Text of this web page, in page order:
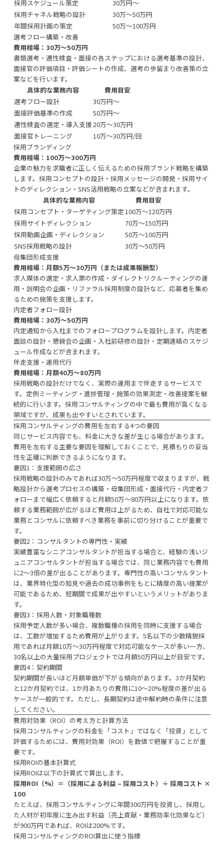
採用スケジュール策定
30万円〜
採用チャネル戦略の設計
30万〜50万円
年間採用計画の策定
50万〜100万円
選考フロー構築・改善
費用相場：30万〜50万円
書類選考・適性検査・面接の各ステップにおける選考基準の設計、
面接官の評価項目・評価シートの作成、選考の歩留まり改善策の立
案などを行います。
具体的な業務内容
費用目安
選考フロー設計
30万円〜
面接評価基準の作成
50万円〜
適性検査の選定・導入支援20万〜30万円
面接官トレーニング
10万〜30万円/回
採用ブランディング
費用相場：100万〜300万円
企業の魅力を求職者に正しく伝えるための採用ブランド戦略を構築
します。採用コンセプトの設計・採用メッセージの開発・採用サイ
トのディレクション・SNS活用戦略の立案などが含まれます。
具体的な業務内容
費用目安
採用コンセプト・ターゲティング策定 100万〜120万円
採用サイトディレクション
70万〜150万円
採用動画企画・ディレクション
50万〜100万円
SNS採用戦略の設計
30万〜50万円
母集団形成支援
費用相場：月額5万〜30万円（または成果報酬型）
求人媒体の選定・求人票の作成・ダイレクトリクルーティングの運
用・説明会の企画・リファラル採用制度の設計など、応募者を集め
るための施策を支援します。
内定者フォロー設計
費用相場：30万〜50万円
内定通知から入社までのフォロープログラムを設計します。内定者
面談の設計・懇親会の企画・入社前研修の設計・定期連絡のスケジ
ュール作成などが含まれます。
伴走支援・運用代行
費用相場：月額40万〜80万円
採用戦略の設計だけでなく、実際の運用まで伴走するサービスで
す。定例ミーティング・進捗管理・施策の効果測定・改善提案を継
続的に行います。採用コンサルティングの中で最も費用が高くなる
領域ですが、成果も出やすいとされています。
採用コンサルティングの費用を左右する4つの要因
同じサービス内容でも、料金に大きな差が生じる場合があります。
費用を左右する主要な要因を理解しておくことで、見積もりの妥当
性を正確に判断できるようになります。
要因1：支援範囲の広さ
採用戦略の設計のみであれば30万〜50万円程度で収まりますが、戦
略設計から選考プロセスの構築・母集団形成・面接代行・内定者フ
ォローまで幅広く依頼すると月額50万〜80万円以上になります。依
頼する業務範囲が広がるほど費用は上がるため、自社で対応可能な
業務とコンサルに依頼すべき業務を事前に切り分けることが重要で
す。
要因2：コンサルタントの専門性・実績
実績豊富なシニアコンサルタントが担当する場合と、経験の浅いジ
ュニアコンサルタントが担当する場合では、同じ業務内容でも費用
に2〜3倍の差が出ることがあります。専門性の高いコンサルタント
は、業界特化型の知見や過去の成功事例をもとに精度の高い提案が
可能であるため、短期間で成果が出やすいというメリットがありま
す。
要因3：採用人数・対象職種数
採用予定人数が多い場合、複数職種の採用を同時に支援する場合
は、工数が増加するため費用が上がります。5名以下の少数精鋭採
用であれば月額10万〜30万円程度で対応可能なケースが多い一方、
30名以上の大量採用プロジェクトでは月額50万円以上が目安です。
要因4：契約期間
契約期間が長いほど月額単価が下がる傾向があります。3か月契約
と12か月契約では、1か月あたりの費用に10〜20%程度の差が出る
ケースが一般的です。ただし、長期契約は途中解約時の条件に注意
してください。
費用対効果（ROI）の考え方と計算方法
採用コンサルティングの料金を「コスト」ではなく「投資」として
評価するためには、費用対効果（ROI）を数値で把握することが重
要です。
採用ROIの基本計算式
採用ROIは以下の計算式で算出します。
採用ROI（%）＝（採用による利益 – 採用コスト）÷ 採用コスト ×
100
たとえば、採用コンサルティングに年間300万円を投資し、採用し
た人材が初年度に生み出す利益（売上貢献・業務効率化効果など）
が900万円であれば、ROIは200%です。
採用コンサルティングのROI算出に使う指標